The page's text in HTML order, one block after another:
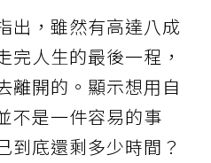
出，雖然有高達八成
完人生的最後一程，
離開的。顯示想用自
不是一件容易的事
到底還剩多少時間？